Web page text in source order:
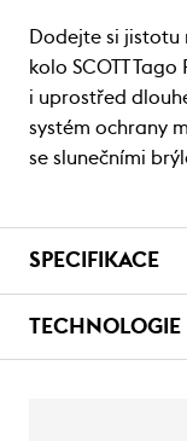
Dodejte si
kolo SCOTT
i uprostřed
systém ochrany
se slunečními
SPECIFIKACE
TECHNOLOGIE